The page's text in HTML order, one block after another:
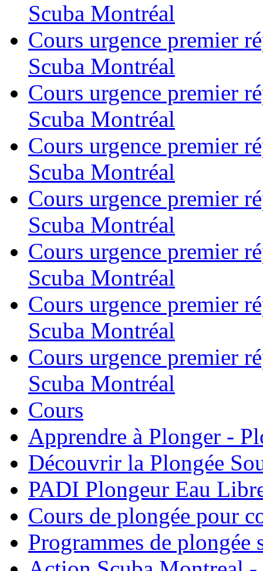
Scuba Montréal
Cours urgence premier
Scuba Montréal
Cours urgence premier
Scuba Montréal
Cours urgence premier
Scuba Montréal
Cours urgence premier
Scuba Montréal
Cours urgence premier
Scuba Montréal
Cours urgence premier
Scuba Montréal
Cours urgence premier
Scuba Montréal
Cours
Apprendre à Plonger -
Découvrir la Plongée
PADI Plongeur Eau
Cours de plongée pour
Programmes de plongée